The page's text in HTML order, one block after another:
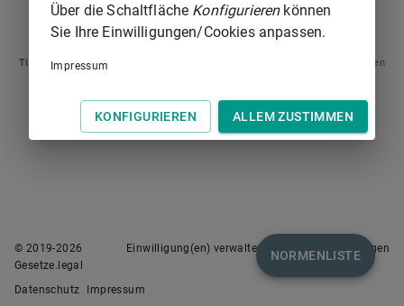
§ 724
Tipp
: Swipen Sie auf dem Bildschirm links oder rechts zur Navigation zwischen
NORMENLISTE
© 2019-2026
Gesetze.legal
Einwilligung(en) verwalten Nutzungsbedingungen
Datenschutz Impressum
Über die Schaltfläche Konfigurierenkönnen
Sie Ihre Einwilligungen/Cookies anpassen.
Impressum
KONFIGURIEREN ALLEM ZUSTIMMEN